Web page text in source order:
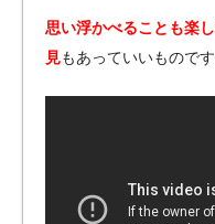
思い浮かべることも楽
見もあっていいものです